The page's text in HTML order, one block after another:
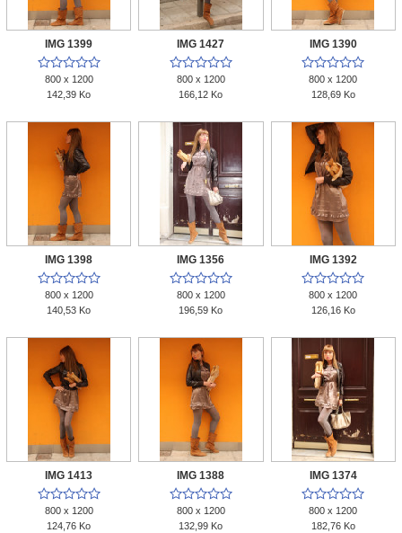
IMG 1399

800 x 1200
142,39 Ko
IMG 1427

800 x 1200
166,12 Ko
IMG 1390

800 x 1200
128,69 Ko
IMG 1398

800 x 1200
140,53 Ko
IMG 1356

800 x 1200
196,59 Ko
IMG 1392

800 x 1200
126,16 Ko
IMG 1413

800 x 1200
124,76 Ko
IMG 1388

800 x 1200
132,99 Ko
IMG 1374

800 x 1200
182,76 Ko